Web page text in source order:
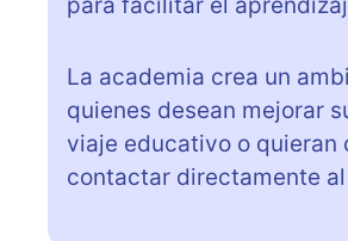
La academia crea un
quienes desean mejorar
viaje educativo o quieran
contactar directamente al